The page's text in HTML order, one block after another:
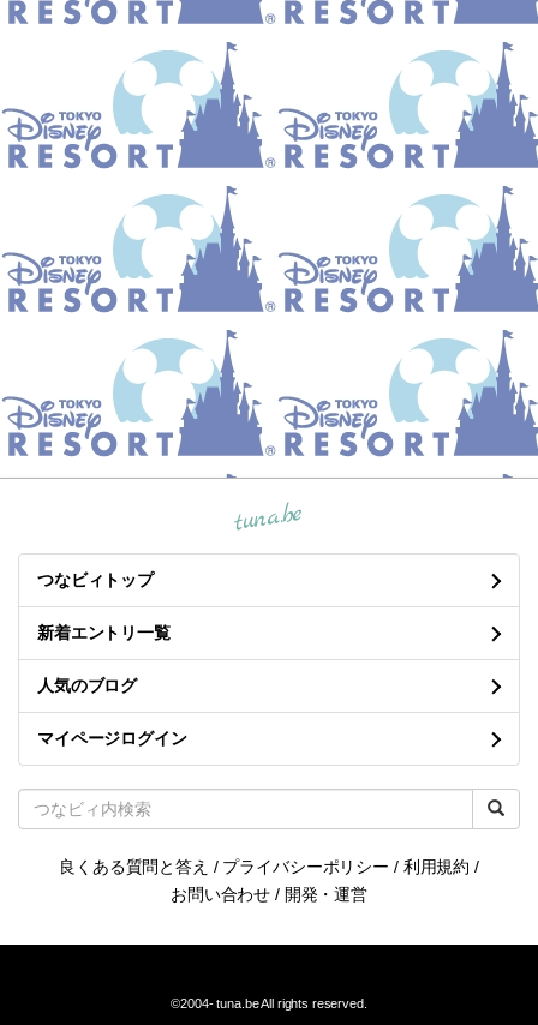
tuna.be
つなビィトップ
新着エントリ一覧
人気のブログ
マイページログイン
良くある質問と答え / プライバシーポリシー / 利用規約 /
お問い合わせ / 開発・運営
©2004-tuna.beAll rights reserved.